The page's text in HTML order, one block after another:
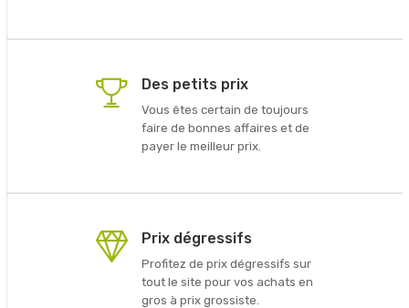
Des petits prix
Vous êtes certain de toujours
faire de bonnes affaires et de
payer le meilleur prix.
Prix dégressifs
Profitez de prix dégressifs sur
tout le site pour vos achats en
gros à prix grossiste.